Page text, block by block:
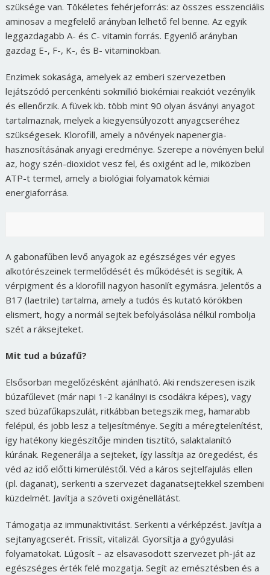
szüksége van. Tökéletes fehérjeforrás: az összes esszenciális
aminosav a megfelelő arányban lelhető fel benne. Az egyik
leggazdagabb A- és C- vitamin forrás. Egyenlő arányban
gazdag E-, F-, K-, és B- vitaminokban.
Enzimek sokasága, amelyek az emberi szervezetben
lejátszódó percenkénti sokmillió biokémiai reakciót vezénylik
és ellenőrzik. A füvek kb. több mint 90 olyan ásványi anyagot
tartalmaznak, melyek a kiegyensúlyozott anyagcseréhez
szükségesek. Klorofill, amely a növények napenergia-
hasznosításának anyagi eredménye. Szerepe a növényen belül
az, hogy szén-dioxidot vesz fel, és oxigént ad le, miközben
ATP-t termel, amely a biológiai folyamatok kémiai
energiaforrása.
A gabonafűben levő anyagok az egészséges vér egyes
alkotórészeinek termelődését és működését is segítik. A
vérpigment és a klorofill nagyon hasonlít egymásra. Jelentős a
B17 (laetrile) tartalma, amely a tudós és kutató körökben
elismert, hogy a normál sejtek befolyásolása nélkül rombolja
szét a ráksejteket.
Mit tud a búzafű?
Elsősorban megelőzésként ajánlható. Aki rendszeresen iszik
búzafűlevet (már napi 1-2 kanálnyi is csodákra képes), vagy
szed búzafűkapszulát, ritkábban betegszik meg, hamarabb
felépül, és jobb lesz a teljesítménye. Segíti a méregtelenítést,
így hatékony kiegészítője minden tisztító, salaktalanító
kúrának. Regenerálja a sejteket, így lassítja az öregedést, és
véd az idő előtti kimerüléstől. Véd a káros sejtelfajulás ellen
(pl. daganat), serkenti a szervezet daganatsejtekkel szembeni
küzdelmét. Javítja a szöveti oxigénellátást.
Támogatja az immunaktivitást. Serkenti a vérképzést. Javítja a
sejtanyagcserét. Frissít, vitalizál. Gyorsítja a gyógyulási
folyamatokat. Lúgosít – az elsavasodott szervezet ph-ját az
egészséges érték felé mozgatja. Segít az emésztésben és a